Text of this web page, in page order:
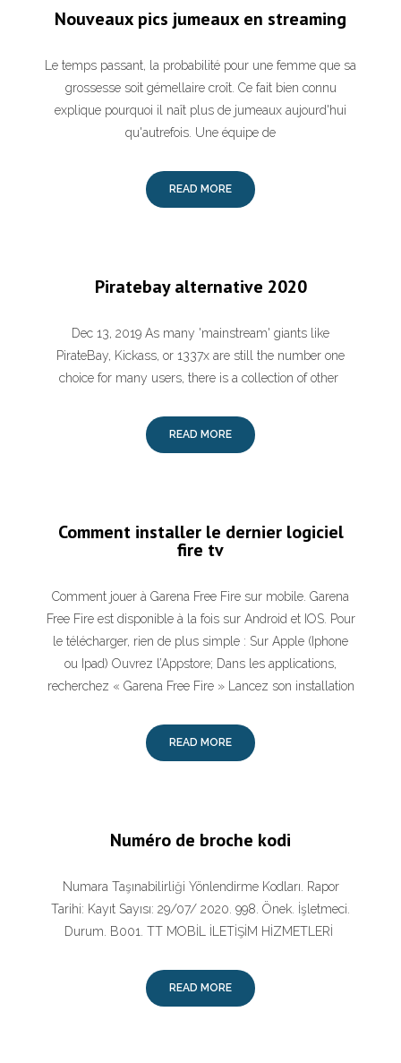
Nouveaux pics jumeaux en streaming
Le temps passant, la probabilité pour une femme que sa
grossesse soit gémellaire croît. Ce fait bien connu
explique pourquoi il naît plus de jumeaux aujourd'hui
qu'autrefois. Une équipe de
READ MORE
Piratebay alternative 2020
Dec 13, 2019 As many 'mainstream' giants like
PirateBay, Kickass, or 1337x are still the number one
choice for many users, there is a collection of other
READ MORE
Comment installer le dernier logiciel
fire tv
Comment jouer à Garena Free Fire sur mobile. Garena
Free Fire est disponible à la fois sur Android et IOS. Pour
le télécharger, rien de plus simple : Sur Apple (Iphone
ou Ipad) Ouvrez l’Appstore; Dans les applications,
recherchez « Garena Free Fire » Lancez son installation
READ MORE
Numéro de broche kodi
Numara Taşınabilirliği Yönlendirme Kodları. Rapor
Tarihi: Kayıt Sayısı: 29/07/ 2020. 998. Önek. İşletmeci.
Durum. B001. TT MOBİL İLETİŞİM HİZMETLERİ
READ MORE